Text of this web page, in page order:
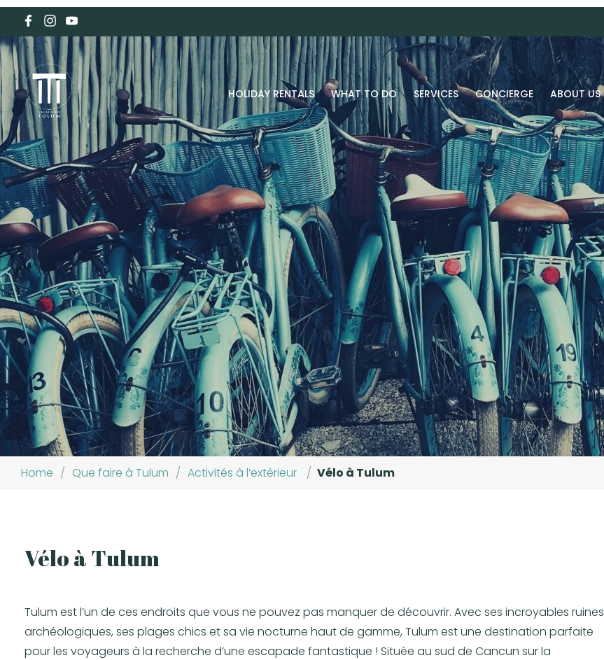
HOLIDAY RENTALS WHAT TO DO SERVICES CONCIERGE ABOUT US
Home / Que faire à Tulum / Activités à l’extérieur / Vélo à Tulum
Vélo à Tulum
Tulum est l’un de ces endroits que vous ne pouvez pas manquer de découvrir. Avec ses incroyables ruines
archéologiques, ses plages chics et sa vie nocturne haut de gamme, Tulum est une destination parfaite
pour les voyageurs à la recherche d’une escapade fantastique ! Située au sud de Cancun sur la